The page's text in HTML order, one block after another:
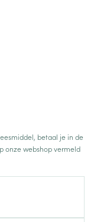
betaal je in de
onze webshop vermeld